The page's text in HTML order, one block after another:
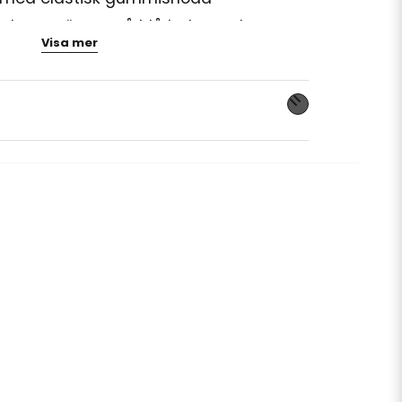
hans vänner på blå bakgrund
Bamse-tema och maskerad
Visa mer